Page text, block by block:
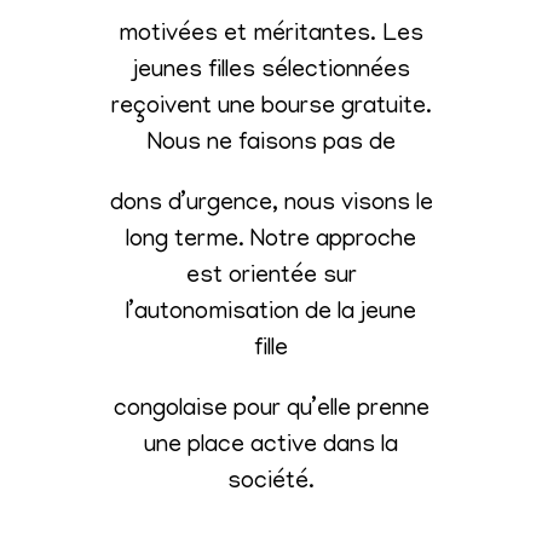
motivées et méritantes. Les
jeunes filles sélectionnées
reçoivent une bourse gratuite.
Nous ne faisons pas de
dons d’urgence, nous visons le
long terme. Notre approche
est orientée sur
l’autonomisation de la jeune
fille
congolaise pour qu’elle prenne
une place active dans la
société.